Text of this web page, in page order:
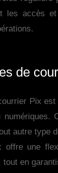
les accès
de
Pix
autre type
offre une
tout en